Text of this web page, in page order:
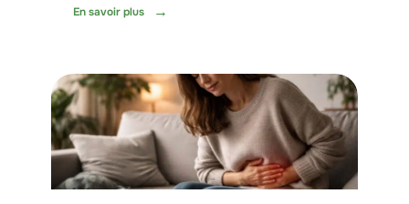
En savoir plus
Bien-être